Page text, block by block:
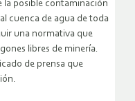
la posible contaminación
cuenca de agua de toda
una normativa que
libres de minería.
de prensa que